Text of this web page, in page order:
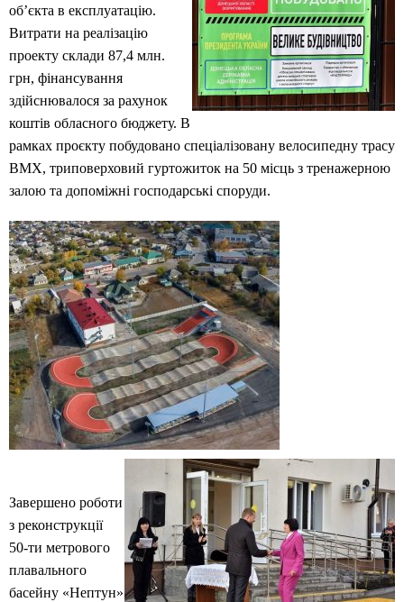
об’єкта в експлуатацію.
Витрати на реалізацію
проекту склади 87,4 млн.
грн, фінансування
здійснювалося за рахунок
коштів обласного бюджету. В
рамках проєкту побудовано спеціалізовану велосипедну трасу
ВМХ, триповерховий гуртожиток на 50 місць з тренажерною
залою та допоміжні господарські споруди.
Завершено роботи
з реконструкції
50-ти метрового
плавального
басейну «Нептун»